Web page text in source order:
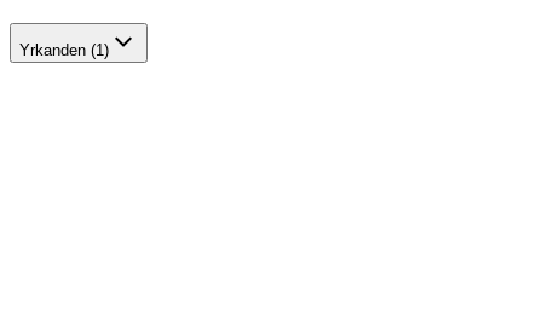
Yrkanden (1)